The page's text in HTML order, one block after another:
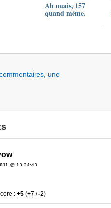
Ah ouais, 157
quand même.
une
@ 13:24:43
: +5(+7 /-2)